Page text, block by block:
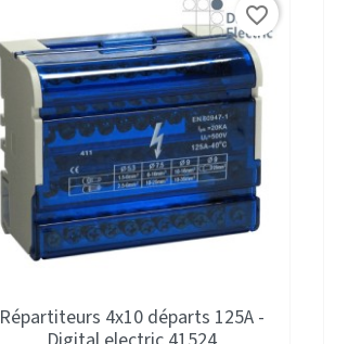
Répartiteurs 4x10 départs 125A -
favorite_border